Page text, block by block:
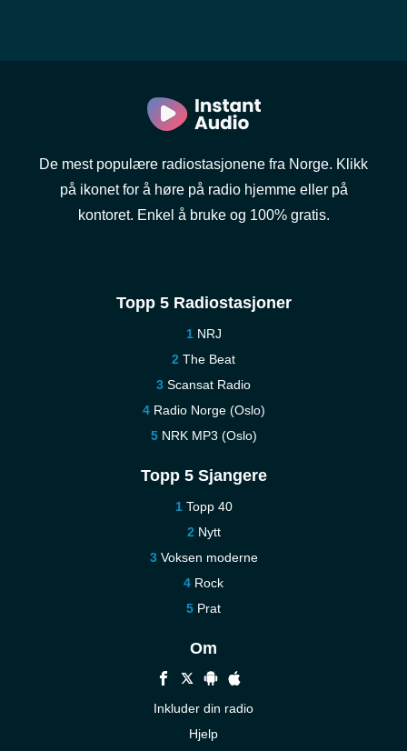
De mest populære radiostasjonene fra Norge. Klikk
på ikonet for å høre på radio hjemme eller på
kontoret. Enkel å bruke og 100% gratis.
Topp 5 Radiostasjoner
NRJ
The Beat
Scansat Radio
Radio Norge (Oslo)
NRK MP3 (Oslo)
Topp 5 Sjangere
Topp 40
Nytt
Voksen moderne
Rock
Prat
Om
Inkluder din radio
Hjelp